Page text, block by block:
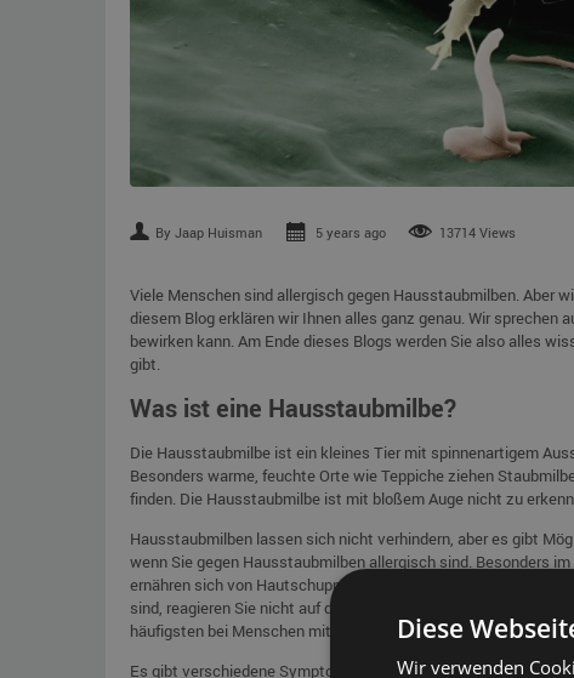
By Jaap Huisman 5 years ago 13714 Views
Viele Menschen sind allergisch gegen Hausstaubmilben. Aber
diesem Blog erklären wir Ihnen alles ganz genau. Wir sprechen
bewirken kann. Am Ende dieses Blogs werden Sie also alles
gibt.
Was ist eine Hausstaubmilbe?
Die Hausstaubmilbe ist ein kleines Tier mit spinnenartigem
Besonders warme, feuchte Orte wie Teppiche ziehen
finden. Die Hausstaubmilbe ist mit bloßem Auge nicht zu
Hausstaubmilben lassen sich nicht verhindern, aber es gibt
wenn Sie gegen Hausstaubmilben allergisch sind. Besonders
ernähren sich von Hautschuppen, die sich häufig im
sind, reagieren Sie nicht auf das Tier selbst, sondern auf die
häufigsten bei Menschen mit Asthma auf.
Es gibt verschiedene Symptome, die mit einer
Diese
Wir verwenden